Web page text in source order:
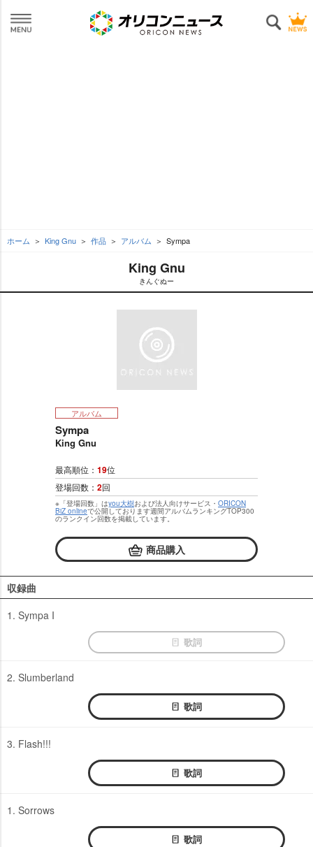
ホーム King Gnu 作品 アルバム Sympa
King Gnu
きんぐぬー
アルバム
Sympa
King Gnu
最高順位： 19位
登場回数： 2回
※「登場回数」はyou大樹および法人向けサービス・ ORICON
BiZ onlineで公開しております週間アルバムランキングTOP300
のランクイン回数を掲載しています。
商品購入
収録曲
1. Sympa I
歌詞
2. Slumberland
歌詞
3. Flash!!!
歌詞
1. Sorrows
歌詞